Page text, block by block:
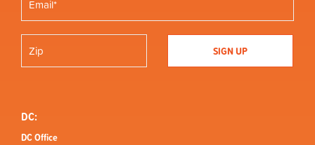
DC:
DC Office